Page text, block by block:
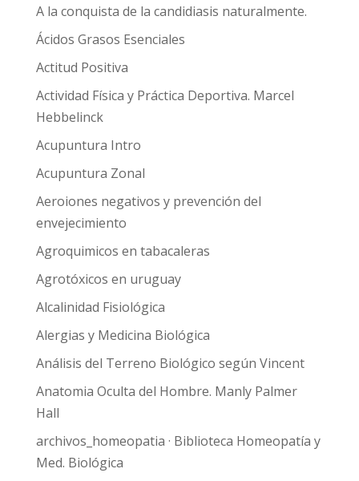
A la conquista de la candidiasis naturalmente.
Ácidos Grasos Esenciales
Actitud Positiva
Actividad Física y Práctica Deportiva. Marcel
Hebbelinck
Acupuntura Intro
Acupuntura Zonal
Aeroiones negativos y prevención del
envejecimiento
Agroquimicos en tabacaleras
Agrotóxicos en uruguay
Alcalinidad Fisiológica
Alergias y Medicina Biológica
Análisis del Terreno Biológico según Vincent
Anatomia Oculta del Hombre. Manly Palmer
Hall
archivos_homeopatia · Biblioteca Homeopatía y
Med. Biológica